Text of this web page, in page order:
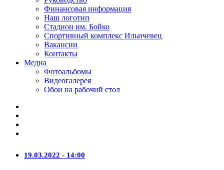
Финансовая информация
Наш логотип
Стадион им. Бойко
Спортивный комплекс Ильичевец
Вакансии
Контакты
Медиа
Фотоальбомы
Видеогалерея
Обои на рабочий стол
19.03.2022 - 14:00